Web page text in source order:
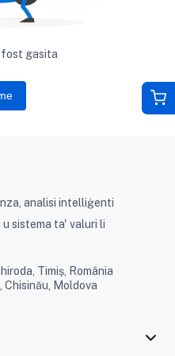
fost gasita
analisi intelliġenti
sistema ta' valuri li
Timiș, România
Moldova